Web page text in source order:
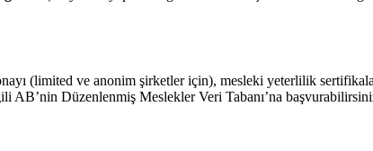
(limited ve anonim şirketler için), mesleki yeterlilik
AB’nin Düzenlenmiş Meslekler Veri Tabanı’na